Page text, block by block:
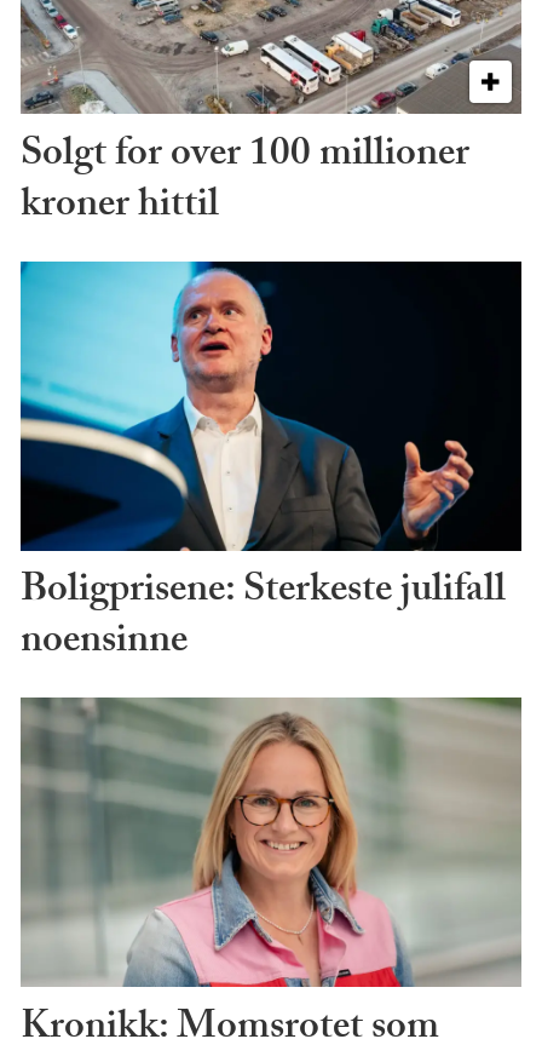
Solgt for over 100 millioner
kroner hittil
Boligprisene: Sterkeste julifall
noensinne